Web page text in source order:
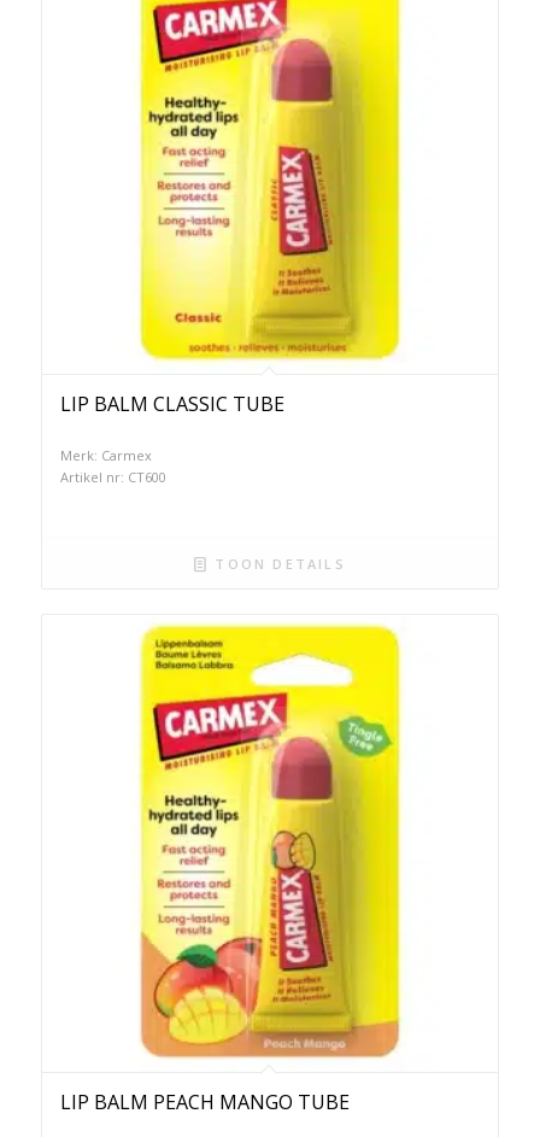
LIP BALM CLASSIC TUBE
Merk: Carmex
Artikel nr: CT600
TOON DETAILS
LIP BALM PEACH MANGO TUBE